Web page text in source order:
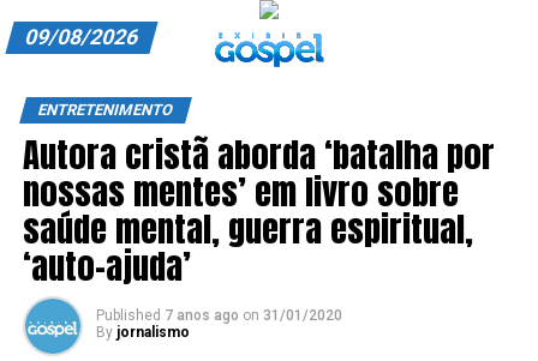
ANUNCIE CONOSCO
ASSINE
CARRINHO
EDITORIAL
ENTREVISTAS
09/08/2026
ENTRETENIMENTO
Autora cristã aborda ‘batalha por
nossas mentes’ em livro sobre
saúde mental, guerra espiritual,
‘auto-ajuda’
Published 7 anos ago on 31/01/2020
By jornalismo